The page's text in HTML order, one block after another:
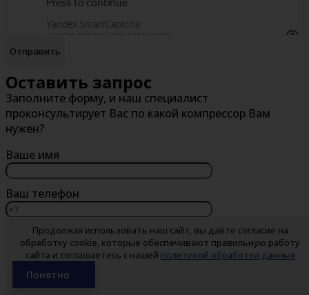
Брянск
В
Великий Новгород
Владивосток
Владикавказ
Волгоград
Волгодонск
Волжский
Вологда
Воронеж
Воскресенск
Глазов
Горно-Алтайск
Губкин
Я согласен на обработку персональных данных
Оставить запрос
Заполните форму, и наш специалист
проконсультирует Вас по какой компрессор Вам
нужен?
Ваше имя
Ваш телефон
Какая запасная часть Вам нужна?
Продолжая использовать наш сайт, вы даёте согласие на
обработку cookie, которые обеспечивают правильную работу
сайта и соглашаетесь с нашей политикой обработки данных
Понятно